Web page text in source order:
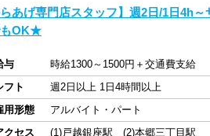
らあげ専門店スタッフ】週2日/1日4h
OK★
与
時給1300～1500円＋交通費支給
フト
週2日以上 1日4時間以上
用形態
アルバイト・パート
クセス
(1)戸越銀座駅 (2)本郷三丁目駅